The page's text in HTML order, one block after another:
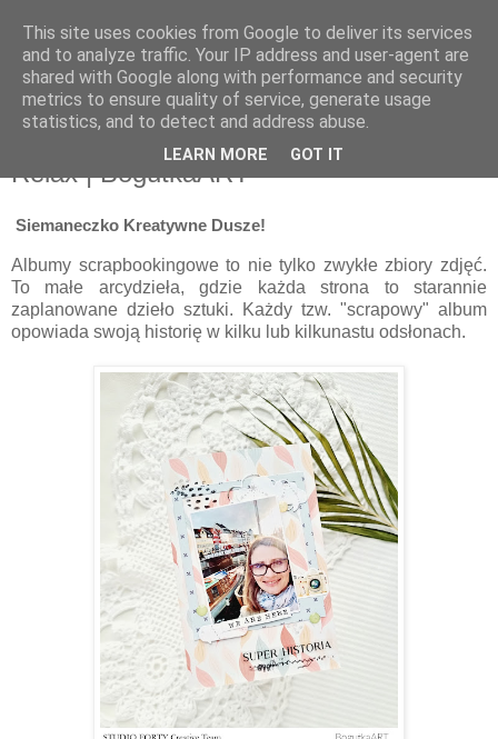
piątek, 28 czerwca 2024
Album w stylu ZINE - kolekcja Let's
Relax | BogutkaART
Siemaneczko Kreatywne Dusze!
Albumy scrapbookingowe to nie tylko zwykłe zbiory zdjęć.
To małe arcydzieła, gdzie każda strona to starannie
zaplanowane dzieło sztuki. Każdy tzw. "scrapowy" album
opowiada swoją historię w kilku lub kilkunastu odsłonach.
This site uses cookies from Google to deliver its services
and to analyze traffic. Your IP address and user-agent are
shared with Google along with performance and security
metrics to ensure quality of service, generate usage
statistics, and to detect and address abuse.
LEARN MORE GOT IT